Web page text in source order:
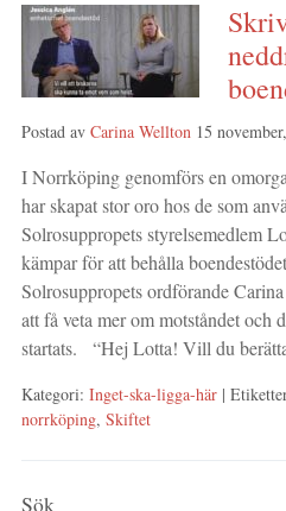
Postad av Carina Wellton 15
I Norrköping genomförs en
har skapat stor oro hos de som
Solrosuppropets styrelsemedlem
kämpar för att behålla
Solrosuppropets ordförande
att få veta mer om motståndet och
startats. “Hej Lotta! Vill du
Kategori: Inget-ska-ligga-här |
norrköping, Skiftet
Sök